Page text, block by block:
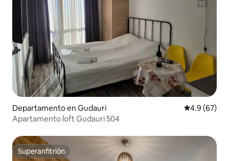
Departamento en Gudauri Calificación
4.9 (67)
Apartamento loft Gudauri 504
Superanfitrión
Superanfitrión